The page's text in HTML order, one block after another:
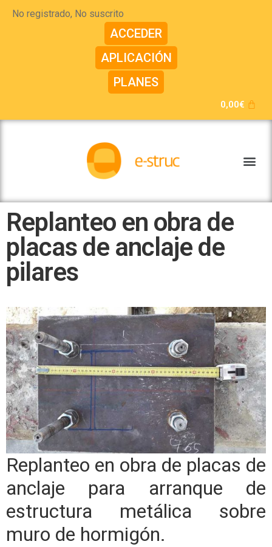
No registrado, No suscrito
ACCEDER
APLICACIÓN
PLANES
0,00€
Replanteo en obra de
placas de anclaje de
pilares
Replanteo en obra de placas de
anclaje para arranque de
estructura metálica sobre
muro de hormigón.